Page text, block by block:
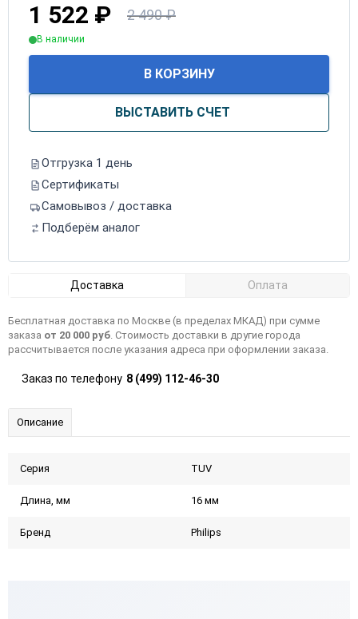
1 522 ₽ 2 490₽
В наличии
В КОРЗИНУ
ВЫСТАВИТЬ СЧЕТ
Отгрузка 1 день
Сертификаты
Самовывоз / доставка
Подберём аналог
Доставка Оплата
Бесплатная доставка по Москве (в пределах МКАД) при сумме
заказа от 20 000 руб. Стоимость доставки в другие города
рассчитывается после указания адреса при оформлении заказа.
Заказ по телефону 8 (499) 112-46-30
Описание
Серия TUV
Длина, мм 16 мм
Бренд Philips